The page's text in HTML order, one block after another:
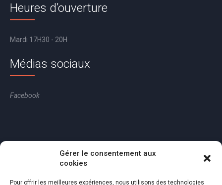
Gérer le consentement aux
cookies
Pour offrir les meilleures expériences, nous utilisons des technologies
Heures d’ouverture
Mardi 17H30 - 20H
Médias sociaux
Facebook